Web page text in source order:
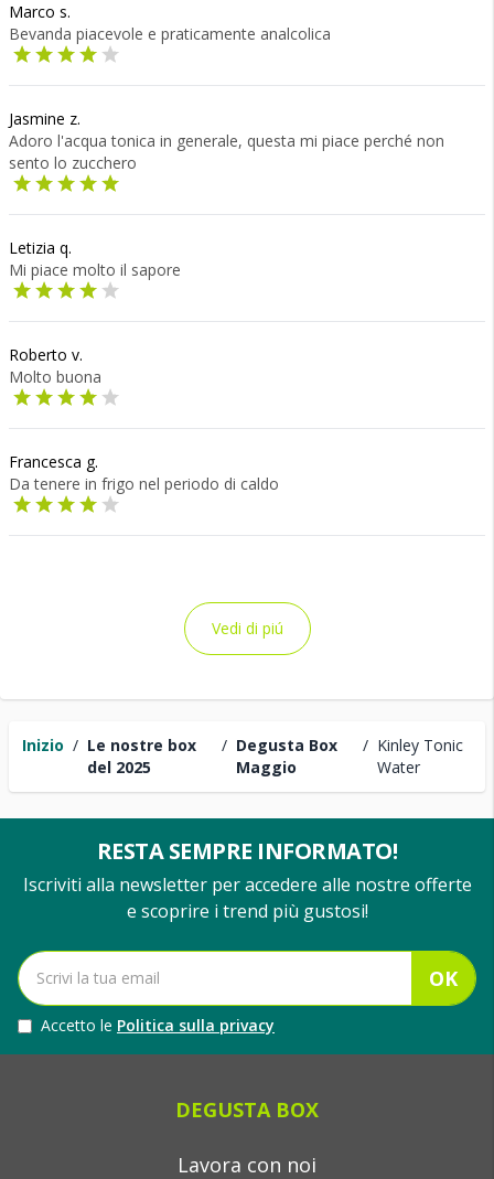
Inizio / Le nostre box
del 2025
/ Degusta Box
Maggio
/ Kinley Tonic
Water
Marco s.
Bevanda piacevole e praticamente analcolica
Jasmine z.
Adoro l'acqua tonica in generale, questa mi piace perché non
sento lo zucchero
Letizia q.
Mi piace molto il sapore
Roberto v.
Molto buona
Francesca g.
Da tenere in frigo nel periodo di caldo
Vedi di piú
RESTA SEMPRE INFORMATO!
Iscriviti alla newsletter per accedere alle nostre offerte
e scoprire i trend più gustosi!
OK
Accetto le Politica sulla privacy
DEGUSTA BOX
Lavora con noi